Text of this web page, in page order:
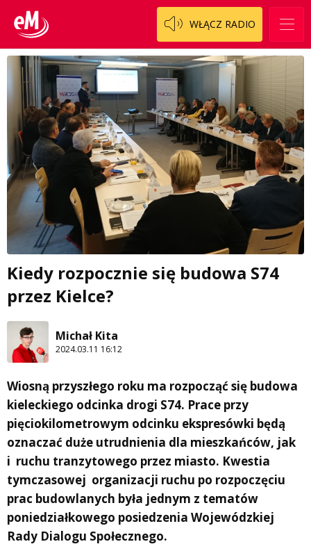
WŁĄCZ RADIO
Kiedy rozpocznie się budowa S74
przez Kielce?
Michał Kita
2024.03.11 16:12
Wiosną przyszłego roku ma rozpocząć się budowa
kieleckiego odcinka drogi S74. Prace przy
pięciokilometrowym odcinku ekspresówki będą
oznaczać duże utrudnienia dla mieszkańców, jak
i ruchu tranzytowego przez miasto. Kwestia
tymczasowej organizacji ruchu po rozpoczęciu
prac budowlanych była jednym z tematów
poniedziałkowego posiedzenia Wojewódzkiej
Rady Dialogu Społecznego.